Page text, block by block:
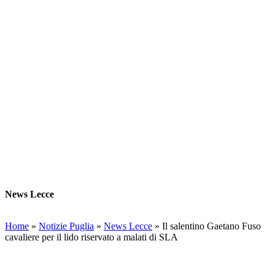
News Lecce
Home » Notizie Puglia » News Lecce » Il salentino Gaetano Fuso
cavaliere per il lido riservato a malati di SLA